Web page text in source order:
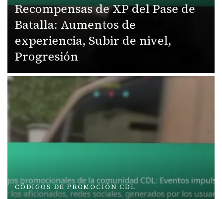
Recompensas de XP del Pase de
Batalla: Aumentos de
experiencia, Subir de nivel,
Progresión
CÓDIGOS DE PROMOCIÓN CDL